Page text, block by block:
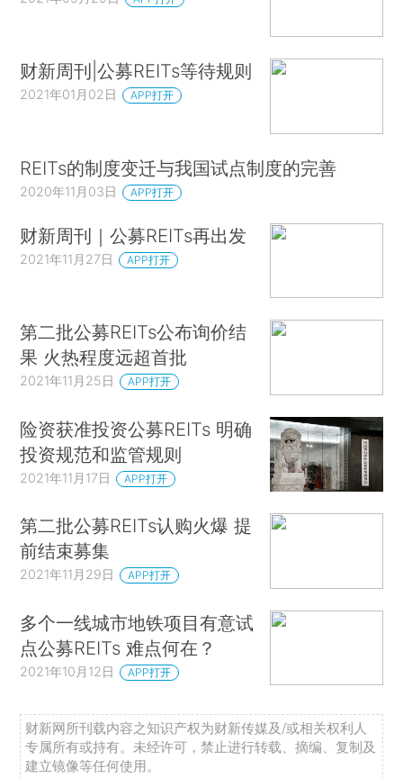
财新周刊|公募REITs等待规则
2021年01月02日 APP打开
REITs的制度变迁与我国试点制度的完善
2020年11月03日 APP打开
财新周刊｜公募REITs再出发
2021年11月27日 APP打开
第二批公募REITs公布询价结
果 火热程度远超首批
2021年11月25日 APP打开
险资获准投资公募REITs 明确
投资规范和监管规则
2021年11月17日 APP打开
第二批公募REITs认购火爆 提
前结束募集
2021年11月29日 APP打开
多个一线城市地铁项目有意试
点公募REITs 难点何在？
2021年10月12日 APP打开
财新网所刊载内容之知识产权为财新传媒及/或相关权利人
专属所有或持有。未经许可，禁止进行转载、摘编、复制及
建立镜像等任何使用。